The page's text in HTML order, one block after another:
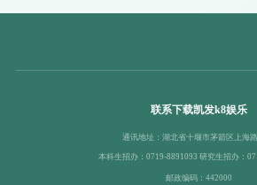
联系下载凯发k8娱乐
通讯地址：湖北省十堰市茅箭区上海
本科生招办：0719-8891093 研究生招办：
邮政编码：442000